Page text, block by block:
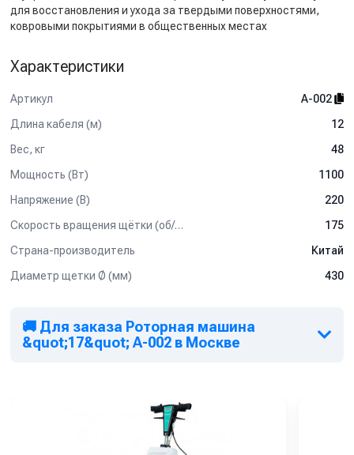
для восстановления и ухода за твердыми поверхностями,
ковровыми покрытиями в общественных местах
Характеристики
Артикул
A-002
Длина кабеля (м)
12
Вес, кг
48
Мощность (Вт)
1100
Напряжение (В)
220
Скорость вращения щётки (об/мин)
175
Страна-производитель
Китай
Диаметр щетки Ø (мм)
430
🚚 Для заказа Роторная машина
&quot;17&quot; A-002 в Москве